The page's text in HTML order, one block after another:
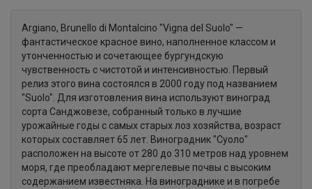
Argiano, Brunello di Montalcino "Vigna del Suolo" —
фантастическое красное вино, наполненное классом и
утонченностью и сочетающее бургундскую
чувственность с чистотой и интенсивностью. Первый
релиз этого вина состоялся в 2000 году под названием
"Suolo". Для изготовления вина используют виноград
сорта Санджовезе, собранный только в лучшие
урожайные годы с самых старых лоз хозяйства, возраст
которых составляет 65 лет. Виноградник "Суоло"
расположен на высоте от 280 до 310 метров над уровнем
моря, где преобладают мергелевые почвы с высоким
содержанием известняка. На винограднике и в погребе